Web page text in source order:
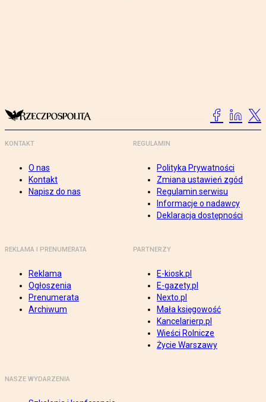
KONTAKT
O nas
Kontakt
Napisz do nas
REGULAMIN
Polityka Prywatności
Zmiana ustawień zgód
Regulamin serwisu
Informacje o nadawcy
Deklaracja dostępności
REKLAMA I PRENUMERATA
Reklama
Ogłoszenia
Prenumerata
Archiwum
PARTNERZY
E-kiosk.pl
E-gazety.pl
Nexto.pl
Mała księgowość
Kancelarierp.pl
Wieści Rolnicze
Życie Warszawy
NASZE WYDARZENIA